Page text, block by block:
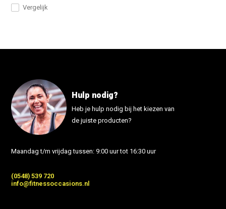
Vergelijk
Hulp nodig?
Heb je hulp nodig bij het kiezen van
de juiste producten?
Maandag t/m vrijdag tussen: 9:00 uur tot 16:30 uur
(0548) 539 720
info@fitnessoccasions.nl